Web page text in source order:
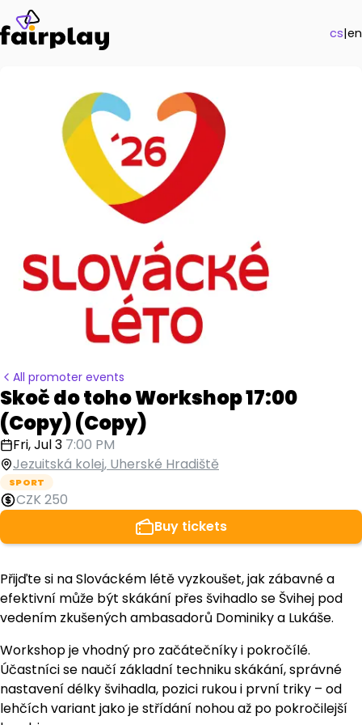
cs|en
All promoter events
Skoč do toho Workshop 17:00
(Copy) (Copy)
Fri, Jul 3 7:00 PM
Jezuitská kolej, Uherské Hradiště
SPORT
CZK 250
Buy tickets
Přijďte si na Slováckém létě vyzkoušet, jak zábavné a
efektivní může být skákání přes švihadlo se Švihej pod
vedením zkušených ambasadorů Dominiky a Lukáše.
Workshop je vhodný pro začátečníky i pokročílé.
Účastníci se naučí základní techniku skákání, správné
nastavení délky švihadla, pozici rukou i první triky – od
lehčích variant jako je střídání nohou až po pokročilejší